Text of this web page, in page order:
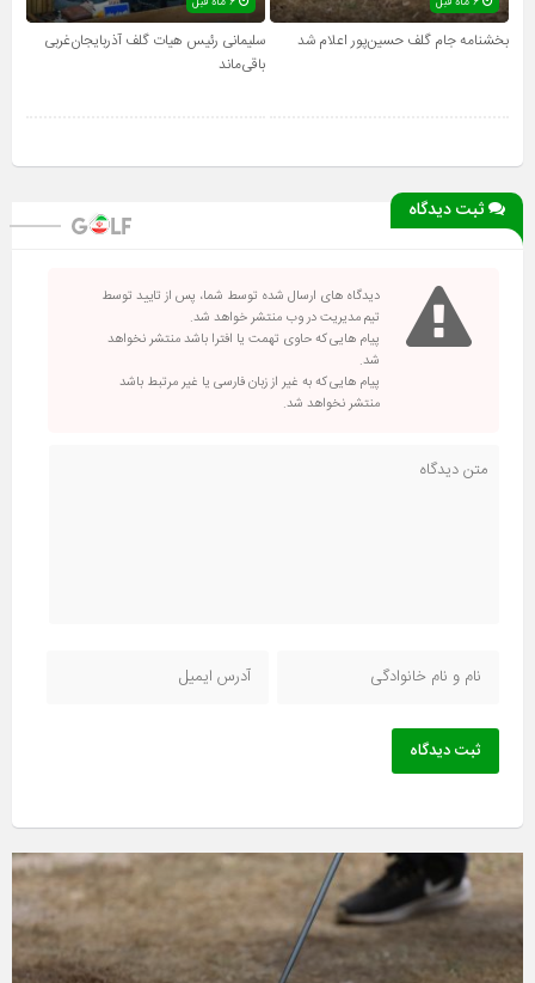
بخشنامه جام گلف حسین‌پور اعلام شد
سلیمانی رئیس هیات گلف آذربایجان‌غربی
باقی‌ماند
ثبت دیدگاه
دیدگاه های ارسال شده توسط شما، پس از تایید توسط
تیم مدیریت در وب منتشر خواهد شد.
پیام هایی که حاوی تهمت یا افترا باشد منتشر نخواهد
شد.
پیام هایی که به غیر از زبان فارسی یا غیر مرتبط باشد
منتشر نخواهد شد.
ثبت دیدگاه